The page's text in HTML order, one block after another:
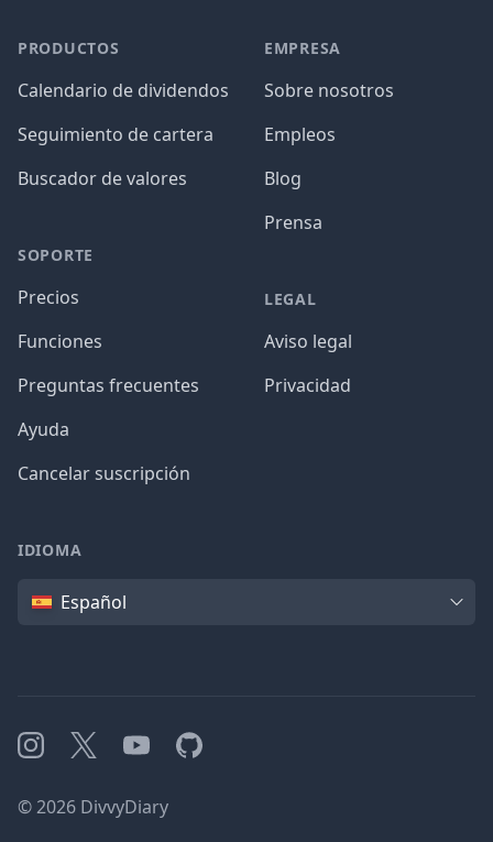
PRODUCTOS
Calendario de dividendos
Seguimiento de cartera
Buscador de valores
SOPORTE
Precios
Funciones
Preguntas frecuentes
Ayuda
Cancelar suscripción
EMPRESA
Sobre nosotros
Empleos
Blog
Prensa
LEGAL
Aviso legal
Privacidad
IDIOMA
IdiomaEspañol
Instagram
X YouTubeGitHub
©2026 DivvyDiary